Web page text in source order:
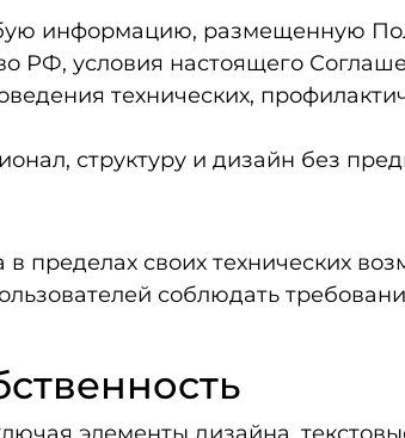
информацию, размещенную
РФ, условия настоящего
технических,
структуру и дизайн без
пределах своих технических
соблюдать